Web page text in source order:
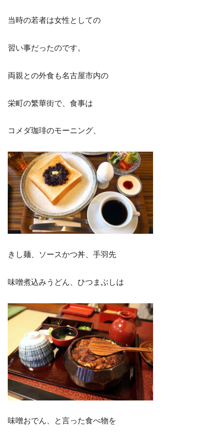
当時の若者は女性としての
習い事だったのです。
両親との外食も名古屋市内の
栄町の繁華街で、食事は
コメダ珈琲のモーニング、
きし麺、ソースかつ丼、手羽先
味噌煮込みうどん、ひつまぶしは
味噌おでん、と言った食べ物を